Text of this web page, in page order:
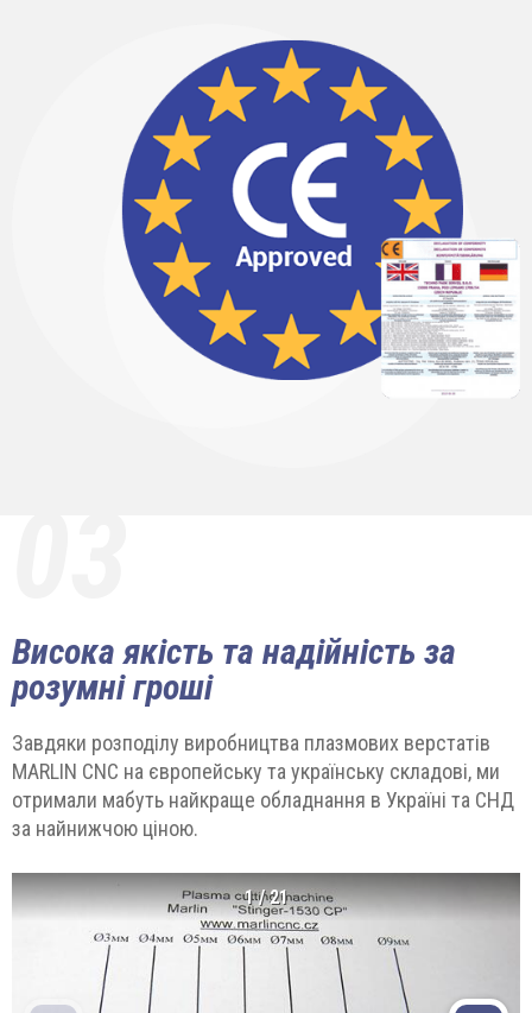
1/21
Висока якість та надійність за
розумні гроші
Завдяки розподілу виробництва плазмових верстатів
MARLIN CNC на європейську та українську складові, ми
отримали мабуть найкраще обладнання в Україні та СНД
за найнижчою ціною.